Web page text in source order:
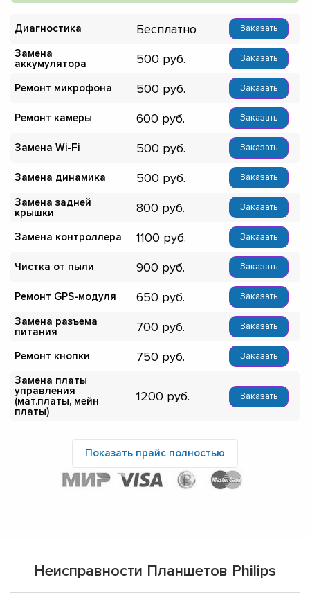
Диагностика Бесплатно Заказать
Замена
аккумулятора
500 Заказать
Ремонт микрофона 500 Заказать
Ремонт камеры 600 Заказать
Замена Wi-Fi 500 Заказать
Замена динамика 500 Заказать
Замена задней
крышки
800 Заказать
Замена контроллера 1100 Заказать
Чистка от пыли 900 Заказать
Ремонт GPS-модуля 650 Заказать
Замена разъема
питания
700 Заказать
Ремонт кнопки 750 Заказать
Замена платы
управления
(мат.платы, мейн
платы)
1200 Заказать
Показать прайс полностью
Неисправности Планшетов Philips